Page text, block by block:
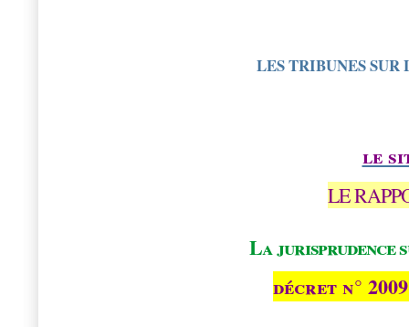
LES TRIBUNES
le
LE
La jurisprudence
décret n°